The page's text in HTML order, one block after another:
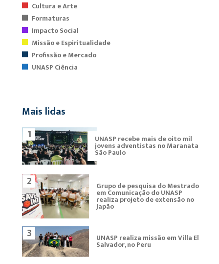
Cultura e Arte
Formaturas
Impacto Social
Missão e Espiritualidade
Profissão e Mercado
UNASP Ciência
Mais lidas
1
UNASP recebe mais de oito mil
jovens adventistas no Maranata
São Paulo
2 Grupo de pesquisa do Mestrado
em Comunicação do UNASP
realiza projeto de extensão no
Japão
3 UNASP realiza missão em Villa El
Salvador, no Peru